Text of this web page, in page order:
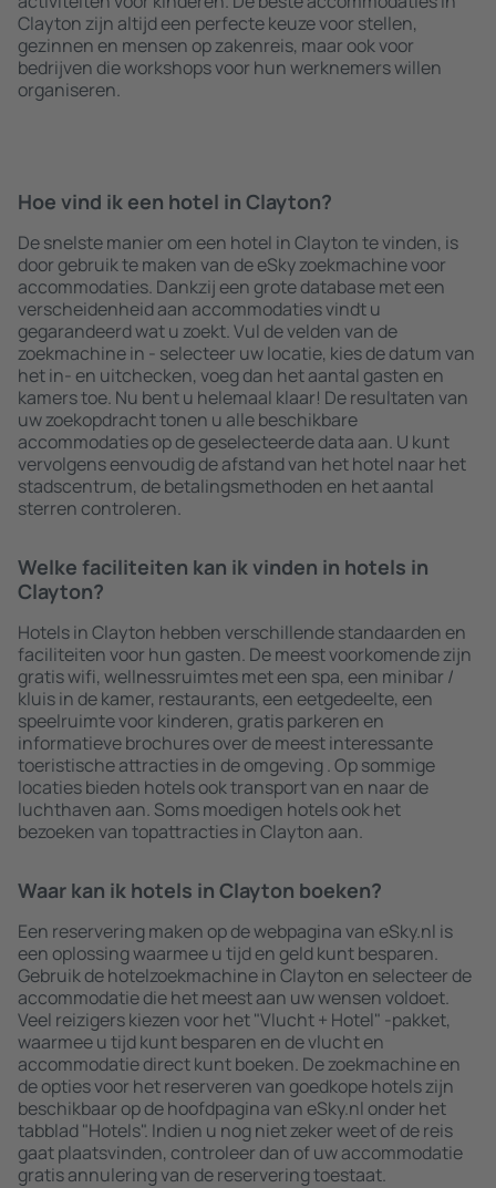
Clayton zijn altijd een perfecte keuze voor stellen,
gezinnen en mensen op zakenreis, maar ook voor
bedrijven die workshops voor hun werknemers willen
organiseren.
Hoe vind ik een hotel in Clayton?
De snelste manier om een hotel in Clayton te vinden, is
door gebruik te maken van de eSky zoekmachine voor
accommodaties. Dankzij een grote database met een
verscheidenheid aan accommodaties vindt u
gegarandeerd wat u zoekt. Vul de velden van de
zoekmachine in - selecteer uw locatie, kies de datum van
het in- en uitchecken, voeg dan het aantal gasten en
kamers toe. Nu bent u helemaal klaar! De resultaten van
uw zoekopdracht tonen u alle beschikbare
accommodaties op de geselecteerde data aan. U kunt
vervolgens eenvoudig de afstand van het hotel naar het
stadscentrum, de betalingsmethoden en het aantal
sterren controleren.
Welke faciliteiten kan ik vinden in hotels in
Clayton?
Hotels in Clayton hebben verschillende standaarden en
faciliteiten voor hun gasten. De meest voorkomende zijn
gratis wifi, wellnessruimtes met een spa, een minibar /
kluis in de kamer, restaurants, een eetgedeelte, een
speelruimte voor kinderen, gratis parkeren en
informatieve brochures over de meest interessante
toeristische attracties in de omgeving . Op sommige
locaties bieden hotels ook transport van en naar de
luchthaven aan. Soms moedigen hotels ook het
bezoeken van topattracties in Clayton aan.
Waar kan ik hotels in Clayton boeken?
Een reservering maken op de webpagina van eSky.nl is
een oplossing waarmee u tijd en geld kunt besparen.
Gebruik de hotelzoekmachine in Clayton en selecteer de
accommodatie die het meest aan uw wensen voldoet.
Veel reizigers kiezen voor het "Vlucht + Hotel" -pakket,
waarmee u tijd kunt besparen en de vlucht en
accommodatie direct kunt boeken. De zoekmachine en
de opties voor het reserveren van goedkope hotels zijn
beschikbaar op de hoofdpagina van eSky.nl onder het
tabblad "Hotels". Indien u nog niet zeker weet of de reis
gaat plaatsvinden, controleer dan of uw accommodatie
gratis annulering van de reservering toestaat.